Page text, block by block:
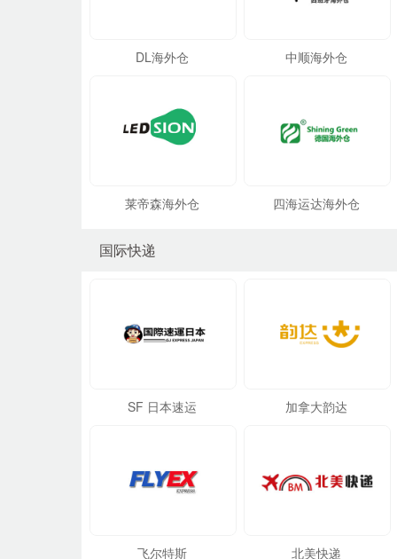
DL海外仓 中顺海外仓
莱帝森海外仓 四海运达海外仓
国际快递
SF 日本速运 加拿大韵达
飞尔特斯 北美快递